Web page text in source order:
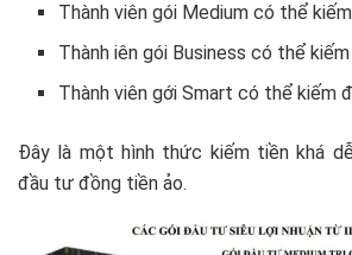
Thành viên gói Medium có thể
Thành iên gói Business có thể
Thành viên gới Smart có thể kiếm
Đây là một hình thức kiếm tiền khá
đầu tư đồng tiền ảo.